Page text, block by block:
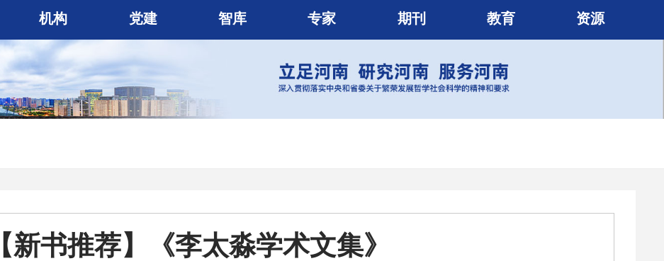
机构 党建 智库 专家 期刊 教育 资源
【新书推荐】《李太淼学术文集》